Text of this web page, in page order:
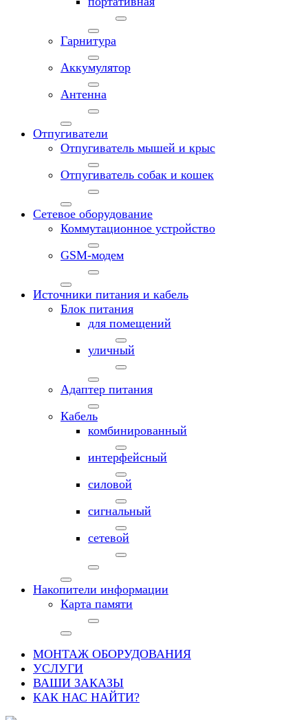
Гарнитура
Аккумулятор
Антенна
Отпугиватели
Отпугиватель мышей и крыс
Отпугиватель собак и кошек
Сетевое оборудование
Коммутационное устройство
GSM-модем
Источники питания и кабель
Блок питания
для помещений
уличный
Адаптер питания
Кабель
комбинированный
интерфейсный
силовой
сигнальный
сетевой
Накопители информации
Карта памяти
МОНТАЖ ОБОРУДОВАНИЯ
УСЛУГИ
ВАШИ ЗАКАЗЫ
КАК НАС НАЙТИ?